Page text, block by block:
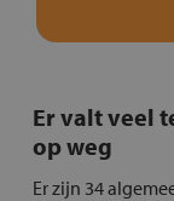
Er valt veel
op weg
Er zijn 34